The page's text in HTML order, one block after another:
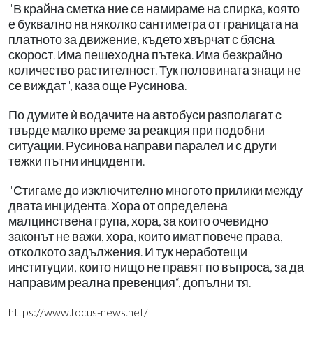
"В крайна сметка ние се намираме на спирка, която
е буквално на няколко сантиметра от границата на
платното за движение, където хвърчат с бясна
скорост. Има пешеходна пътека. Има безкрайно
количество растителност. Тук половината знаци не
се виждат", каза още Русинова.
По думите ѝ водачите на автобуси разполагат с
твърде малко време за реакция при подобни
ситуации. Русинова направи паралел и с други
тежки пътни инциденти.
"Стигаме до изключително многото прилики между
двата инцидента. Хора от определена
малцинствена група, хора, за които очевидно
законът не важи, хора, които имат повече права,
отколкото задължения. И тук неработещи
институции, които нищо не правят по въпроса, за да
направим реална превенция“, допълни тя.
https://www.focus-news.net/